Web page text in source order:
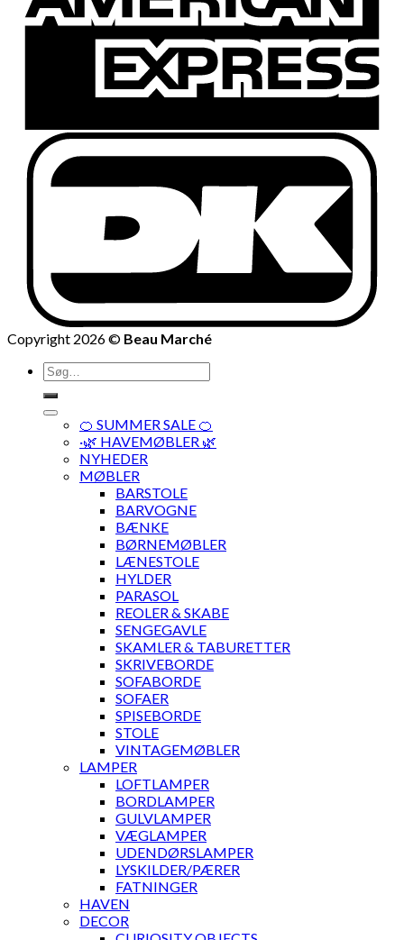
Copyright 2026 © Beau Marché
Søg
efter:
🍊 SUMMER SALE 🍊
·🌿 HAVEMØBLER 🌿
NYHEDER
MØBLER
BARSTOLE
BARVOGNE
BÆNKE
BØRNEMØBLER
LÆNESTOLE
HYLDER
PARASOL
REOLER & SKABE
SENGEGAVLE
SKAMLER & TABURETTER
SKRIVEBORDE
SOFABORDE
SOFAER
SPISEBORDE
STOLE
VINTAGEMØBLER
LAMPER
LOFTLAMPER
BORDLAMPER
GULVLAMPER
VÆGLAMPER
UDENDØRSLAMPER
LYSKILDER/PÆRER
FATNINGER
HAVEN
DECOR